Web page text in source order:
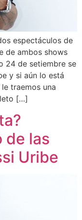
espectáculos de
de ambos shows
24 de setiembre se
y si aún lo está
traemos una
[…]
de las
Uribe